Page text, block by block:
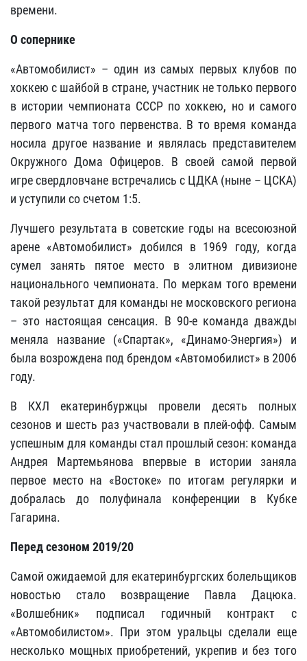
времени.
О сопернике
«Автомобилист» – один из самых первых клубов по
хоккею с шайбой в стране, участник не только первого
в истории чемпионата СССР по хоккею, но и самого
первого матча того первенства. В то время команда
носила другое название и являлась представителем
Окружного Дома Офицеров. В своей самой первой
игре свердловчане встречались с ЦДКА (ныне – ЦСКА)
и уступили со счетом 1:5.
Лучшего результата в советские годы на всесоюзной
арене «Автомобилист» добился в 1969 году, когда
сумел занять пятое место в элитном дивизионе
национального чемпионата. По меркам того времени
такой результат для команды не московского региона
– это настоящая сенсация. В 90-е команда дважды
меняла название («Спартак», «Динамо-Энергия») и
была возрождена под брендом «Автомобилист» в 2006
году.
В КХЛ екатеринбуржцы провели десять полных
сезонов и шесть раз участвовали в плей-офф. Самым
успешным для команды стал прошлый сезон: команда
Андрея Мартемьянова впервые в истории заняла
первое место на «Востоке» по итогам регулярки и
добралась до полуфинала конференции в Кубке
Гагарина.
Перед сезоном 2019/20
Самой ожидаемой для екатеринбургских болельщиков
новостью стало возвращение Павла Дацюка.
«Волшебник» подписал годичный контракт с
«Автомобилистом». При этом уральцы сделали еще
несколько мощных приобретений, укрепив и без того